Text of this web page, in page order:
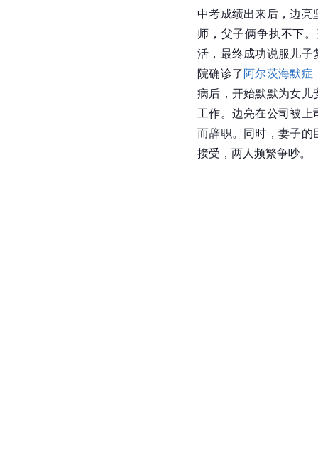
中考成绩出来后，边亮
师，父子俩争执不下
活，最终成功说服儿
院确诊了阿尔茨海默症
病后，开始默默为女儿
工作。 边亮在公司被上
而辞职。同时，妻子的
接受，两人频繁争吵。